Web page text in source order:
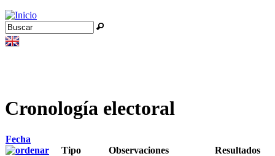
Jump to navigation
Formulario de búsqueda
Buscar
Cronología electoral
Fecha
Tipo
Observaciones Resultados